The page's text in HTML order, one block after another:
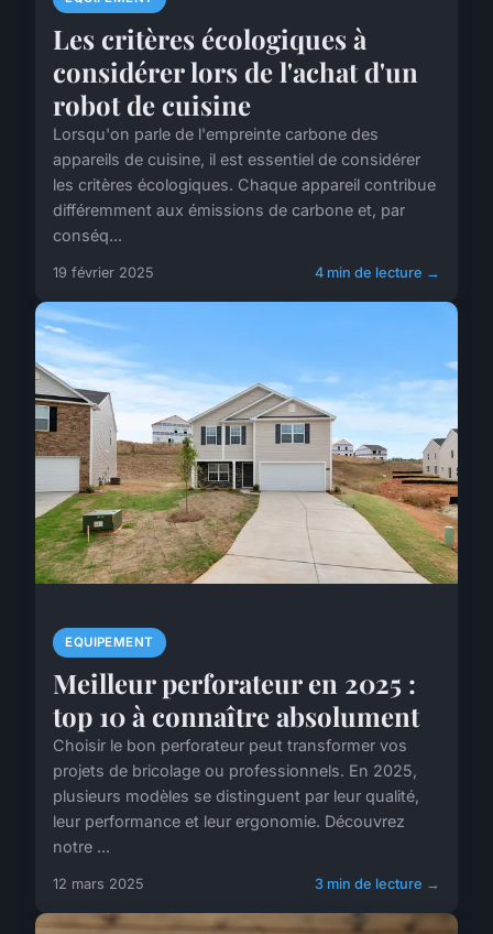
Les critères écologiques à
considérer lors de l'achat d'un
robot de cuisine
Lorsqu'on parle de l'empreinte carbone des
appareils de cuisine, il est essentiel de considérer
les critères écologiques. Chaque appareil contribue
différemment aux émissions de carbone et, par
conséq...
19 février 2025 4 min de lecture →
EQUIPEMENT
Meilleur perforateur en 2025 :
top 10 à connaître absolument
Choisir le bon perforateur peut transformer vos
projets de bricolage ou professionnels. En 2025,
plusieurs modèles se distinguent par leur qualité,
leur performance et leur ergonomie. Découvrez
notre ...
12 mars 2025 3 min de lecture →